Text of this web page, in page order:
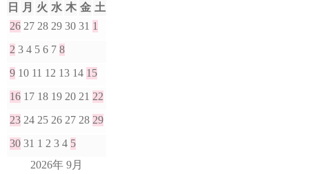
日
月 火 水 木 金 土
26 27 28 29 30 31 1
2 3 4 5 6 7 8
9 10 11 12 13 14 15
16 17 18 19 20 21 22
23 24 25 26 27 28 29
30 31 1 2 3 4 5
2026年 9月